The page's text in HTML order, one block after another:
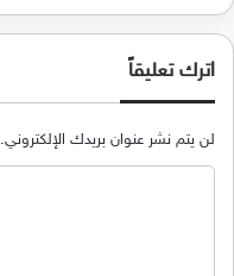
اترك تعليقاً
لن يتم نشر عنوان بريدك الإلكتروني.